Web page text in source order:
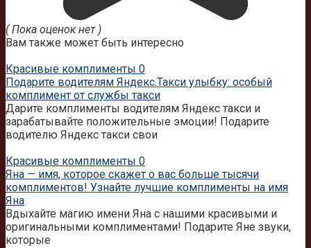
( Пока оценок нет )
Вам также может быть интересно
Красивые комплименты 0
Подарите водителям Яндекс.Такси улыбку: особый
комплимент от службы такси
Дарите комплименты водителям Яндекс такси и
зарабатывайте положительные эмоции! Подарите
водителю Яндекс такси свои
Красивые комплименты 0
Яна — имя, которое скажет о вас больше тысячи
комплиментов! Узнайте лучшие комплименты на имя
Яна
Вдыхайте магию имени Яна с нашими красивыми и
оригинальными комплиментами! Подарите Яне звуки,
которые